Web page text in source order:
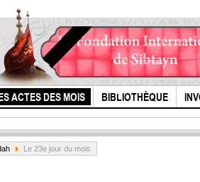
ACTES DES MOIS BIBLIOTHÈQUE
Le 23e jour du mois